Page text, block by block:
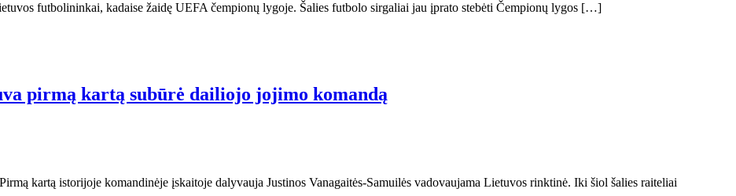
futbolininkai, kadaise žaidę UEFA čempionų lygoje. Šalies futbolo sirgaliai jau įprato stebėti Čempionų lygos […]
pirmą kartą subūrė dailiojo jojimo komandą
kartą istorijoje komandinėje įskaitoje dalyvauja Justinos Vanagaitės-Samuilės vadovaujama Lietuvos rinktinė. Iki šiol šalies raiteliai